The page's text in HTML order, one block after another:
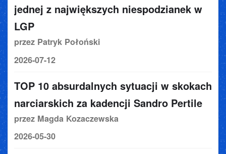
jednej z największych niespodzianek w
LGP
przez Patryk Połoński
2026-07-12
TOP 10 absurdalnych sytuacji w skokach
narciarskich za kadencji Sandro Pertile
przez Magda Kozaczewska
2026-05-30